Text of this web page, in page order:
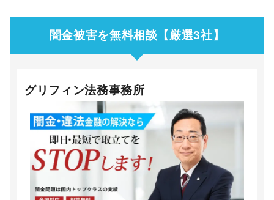
闇金被害を無料相談【厳選3社】
グリフィン法務事務所